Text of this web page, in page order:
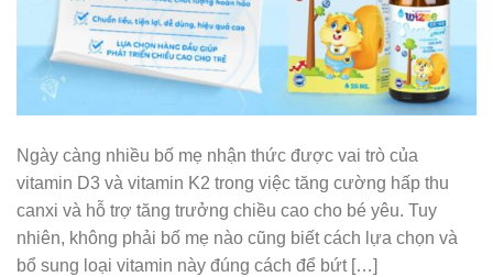
Ngày càng nhiều bố mẹ nhận thức được vai trò của
vitamin D3 và vitamin K2 trong việc tăng cường hấp thu
canxi và hỗ trợ tăng trưởng chiều cao cho bé yêu. Tuy
nhiên, không phải bố mẹ nào cũng biết cách lựa chọn và
bổ sung loại vitamin này đúng cách để bứt […]